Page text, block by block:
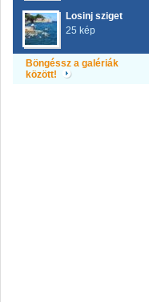
Losinj sziget
25 kép
Böngéssz a galériák
között!